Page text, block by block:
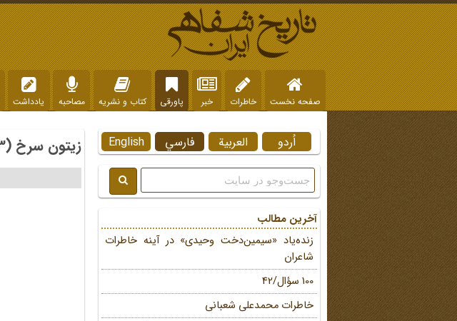
صفحه نخست خاطرات خبر پاورقی کتاب و نشریه مصاحبه یادداشت
زیتون سرخ (23) English فارسي العربية اُردو
آخرین مطالب
زنده‌یاد «سیمین‌دخت وحیدی» در آینه خاطرات
شاعران
100 سؤال/42
خاطرات محمد‌علی شعبانی